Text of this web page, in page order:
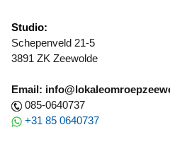
Studio:
Schepenveld 21-5
3891 ZK Zeewolde
Email:
085-0640737
+31 85 0640737